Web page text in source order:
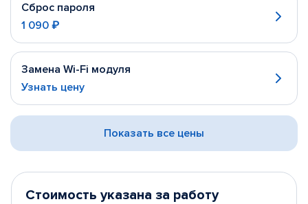
Сброс пароля
1 090 ₽
Замена Wi-Fi модуля
Узнать цену
Показать все цены
Стоимость указана за работу